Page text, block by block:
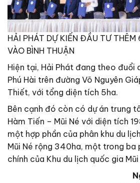
HẢI PHÁT DỰ KIẾN ĐẦU TƯ
VÀO BÌNH THUẬN
Hiện tại, Hải Phát đang theo đuổi
Phú Hài trên đường Võ Nguyên
Thiết, với tổng diện tích 5ha.
Bên cạnh đó còn có dự án trung
Hàm Tiến – Mũi Né với diện tích
một hợp phần của phân khu du
Mũi Né rộng 340ha, một trong ba
chính của Khu du lịch quốc gia Mũi